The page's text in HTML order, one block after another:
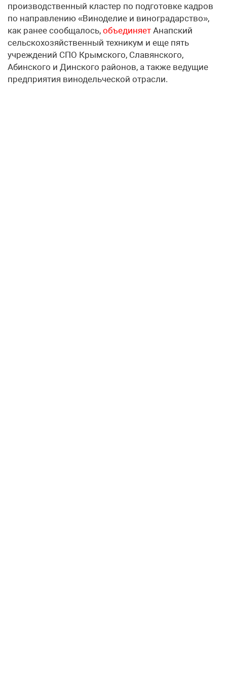
производственный кластер по подготовке кадров
по направлению «Виноделие и виноградарство»,
как ранее сообщалось, объединяет Анапский
сельскохозяйственный техникум и еще пять
учреждений СПО Крымского, Славянского,
Абинского и Динского районов, а также ведущие
предприятия винодельческой отрасли.